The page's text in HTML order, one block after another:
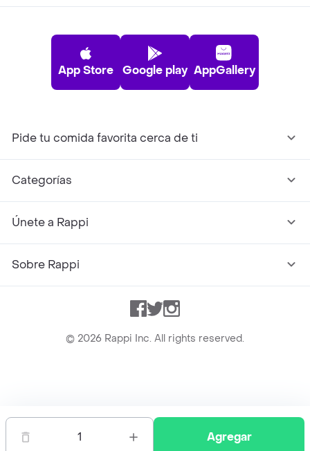
1 Agregar
App Store Google play AppGallery
Pide tu comida favorita cerca de ti
Categorías
Únete a Rappi
Sobre Rappi
Facebook
TwitterInstagram
© 2026 Rappi Inc. All rights reserved.